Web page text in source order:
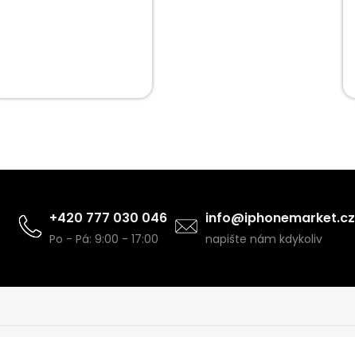
+420 777 030 046
Po - Pá: 9:00 - 17:00
info@iphonemarket.cz
napište nám kdykoliv